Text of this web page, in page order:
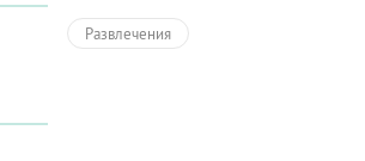
Развлечения